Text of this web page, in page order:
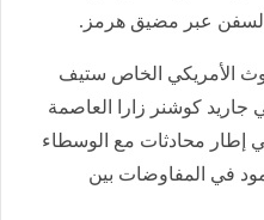
عبر مضيق هرمز.
الأمريكي الخاص ستيف
كوشنر زارا العاصمة
إطار محادثات مع الوسطاء
في المفاوضات بين